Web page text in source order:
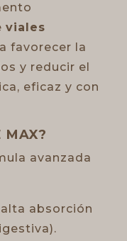
viales
favorecer la
y reducir el
eficaz y con
MAX?
avanzada
absorción